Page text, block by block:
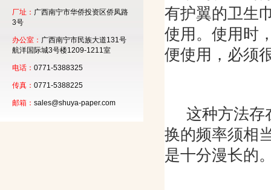
厂址： 广西南宁市华侨投资区侨凤路
3号
办公室： 广西南宁市民族大道131号
航洋国际城3号楼1209-1211室
电话： 0771-5388325
传真： 0771-5388225
邮箱： sales@shuya-paper.com
有护翼的卫生
使用。使用时
便使用，必须
这种方法存
换的频率须相
是十分漫长的